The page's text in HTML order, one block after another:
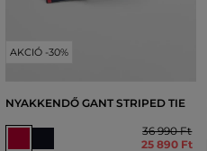
AKCIÓ -30%
NYAKKENDŐ GANT STRIPED TIE
36 990 Ft
25 890 Ft